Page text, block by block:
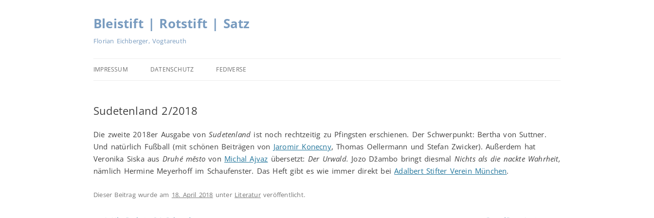
springen
Bleistift | Rotstift | Satz
Florian Eichberger, Vogtareuth
IMPRESSUM DATENSCHUTZ FEDIVERSE
Sudetenland 2/2018
Die zweite 2018er Ausgabe von Sudetenland ist noch rechtzeitig zu Pfingsten erschienen. Der Schwerpunkt: Bertha von Suttner.
Und natürlich Fußball (mit schönen Beiträgen von Jaromir Konecny, Thomas Oellermann und Stefan Zwicker). Außerdem hat
Veronika Siska aus Druhé město von Michal Ajvaz übersetzt: Der Urwald. Jozo Džambo bringt diesmal Nichts als die nackte Wahrheit,
nämlich Hermine Meyerhoff im Schaufenster. Das Heft gibt es wie immer direkt beiAdalbert Stifter Verein München.
Dieser Beitrag wurde am 18. April 2018 unter Literaturveröffentlicht.